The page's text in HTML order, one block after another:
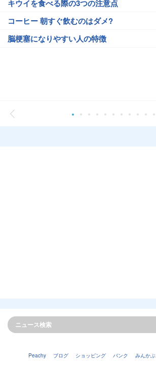
キウイを食べる際の3つの注意点
コーヒー 朝すぐ飲むのはダメ?
脳梗塞になりやすい人の特徴
Peachy ブログ ショッピング バンク みんかぶ